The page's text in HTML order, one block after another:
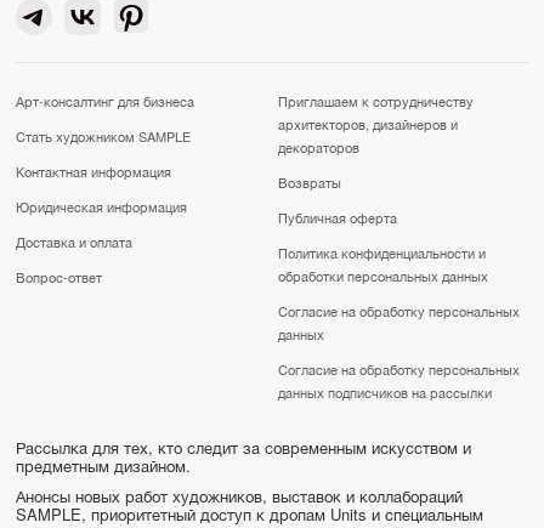
Арт-консалтинг для бизнеса
Стать художником SAMPLE
Контактная информация
Юридическая информация
Доставка и оплата
Вопрос-ответ
Приглашаем к сотрудничеству
архитекторов, дизайнеров и
декораторов
Возвраты
Публичная оферта
Политика конфиденциальности и
обработки персональных данных
Согласие на обработку персональных
данных
Согласие на обработку персональных
данных подписчиков на рассылки
Рассылка для тех, кто следит за современным искусством и
предметным дизайном.
Анонсы новых работ художников, выставок и коллабораций
SAMPLE, приоритетный доступ к дропам Units и специальным